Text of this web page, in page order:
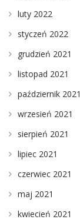
luty 2022
styczeń 2022
grudzień 2021
listopad 2021
październik 2021
wrzesień 2021
sierpień 2021
lipiec 2021
czerwiec 2021
maj 2021
kwiecień 2021